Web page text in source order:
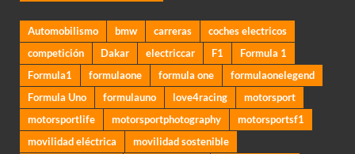
Automobilismo bmw carreras
coches electricos
competición
Dakar electriccar F1
Formula 1
Formula1
formulaone formula one
formulaonelegend
Formula Uno
formulauno love4racing
motorsport
motorsportlife
motorsportphotography
motorsportsf1
movilidad eléctrica
movilidad sostenible